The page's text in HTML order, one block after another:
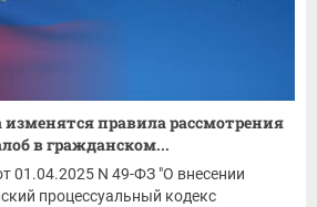
изменятся правила рассмотрения
в гражданском...
01.04.2025 N 49-ФЗ "О внесении
процессуальный кодекс